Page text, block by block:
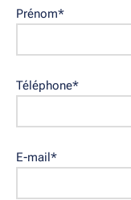
Prénom*
Téléphone*
E-mail *